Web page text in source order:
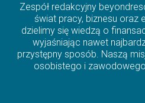
Zespół redakcyjny
świat pracy, biznesu oraz
dzielimy się wiedzą o
wyjaśniając nawet
przystępny sposób. Naszą
osobistego i